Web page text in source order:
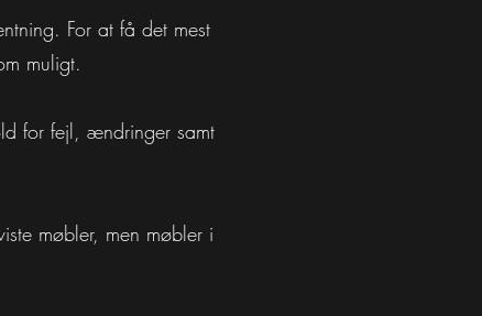
For at få det mest
muligt.
for fejl, ændringer samt
møbler, men møbler i